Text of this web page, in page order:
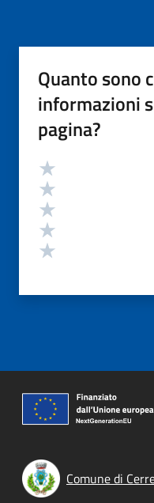
Quanto sono
informazioni
pagina?
Valutazione
Comune di